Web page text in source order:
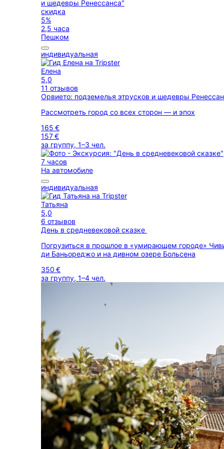
скидка
5%
2,5 часа
Пешком
индивидуальная
Елена
5,0
11 отзывов
Орвието: подземелья этрусков и шедевры
Рассмотреть город со всех сторон — и эпох
165 €
157 €
за группу, 1–3 чел.
7 часов
На автомобиле
индивидуальная
Татьяна
5,0
6 отзывов
День в средневековой сказке
Погрузиться в прошлое в «умирающем городе»
ди Баньореджо и на дивном озере Больсена
350 €
за группу, 1–4 чел.